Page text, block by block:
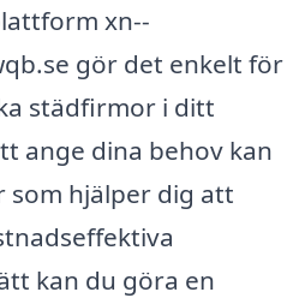
xn--
gör det enkelt för
städfirmor i ditt
ange dina behov kan
hjälper dig att
kan du göra en